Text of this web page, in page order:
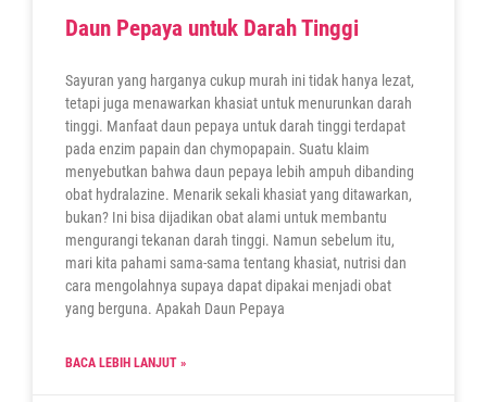
Daun Pepaya untuk Darah Tinggi
Sayuran yang harganya cukup murah ini tidak hanya lezat,
tetapi juga menawarkan khasiat untuk menurunkan darah
tinggi. Manfaat daun pepaya untuk darah tinggi terdapat
pada enzim papain dan chymopapain. Suatu klaim
menyebutkan bahwa daun pepaya lebih ampuh dibanding
obat hydralazine. Menarik sekali khasiat yang ditawarkan,
bukan? Ini bisa dijadikan obat alami untuk membantu
mengurangi tekanan darah tinggi. Namun sebelum itu,
mari kita pahami sama-sama tentang khasiat, nutrisi dan
cara mengolahnya supaya dapat dipakai menjadi obat
yang berguna. Apakah Daun Pepaya
BACA LEBIH LANJUT »